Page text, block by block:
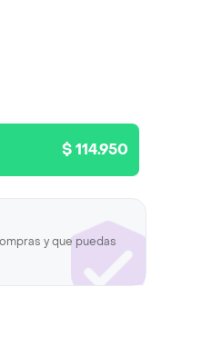
$ 114.950
y que puedas